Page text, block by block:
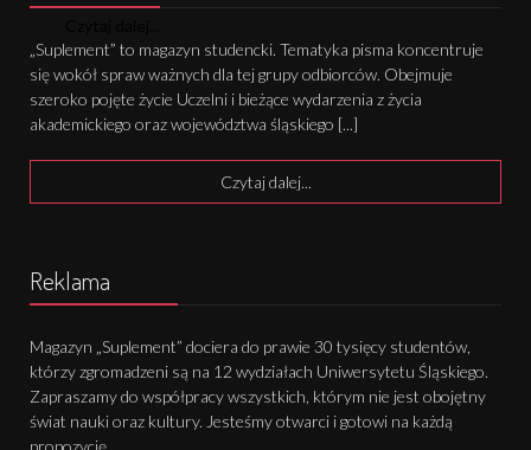
„Suplement” to magazyn studencki. Tematyka pisma koncentruje
się wokół spraw ważnych dla tej grupy odbiorców. Obejmuje
szeroko pojęte życie Uczelni i bieżące wydarzenia z życia
akademickiego oraz województwa śląskiego [...]
Czytaj dalej...
Reklama
Magazyn „Suplement” dociera do prawie 30 tysięcy studentów,
którzy zgromadzeni są na 12 wydziałach Uniwersytetu Śląskiego.
Zapraszamy do współpracy wszystkich, którym nie jest obojętny
świat nauki oraz kultury. Jesteśmy otwarci i gotowi na każdą
propozycję.